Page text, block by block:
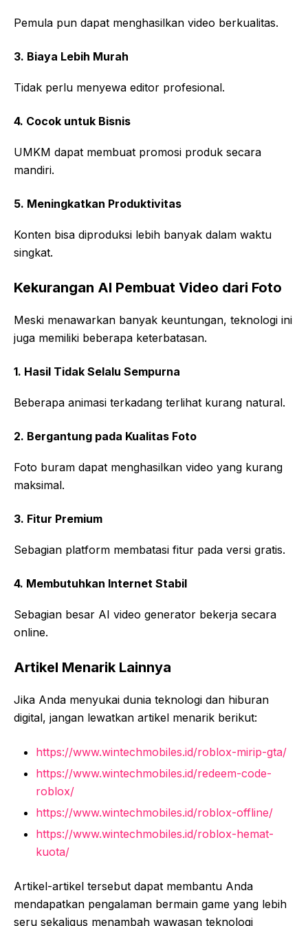
Pemula pun dapat menghasilkan video berkualitas.
3. Biaya Lebih Murah
Tidak perlu menyewa editor profesional.
4. Cocok untuk Bisnis
UMKM dapat membuat promosi produk secara
mandiri.
5. Meningkatkan Produktivitas
Konten bisa diproduksi lebih banyak dalam waktu
singkat.
Kekurangan AI Pembuat Video dari Foto
Meski menawarkan banyak keuntungan, teknologi ini
juga memiliki beberapa keterbatasan.
1. Hasil Tidak Selalu Sempurna
Beberapa animasi terkadang terlihat kurang natural.
2. Bergantung pada Kualitas Foto
Foto buram dapat menghasilkan video yang kurang
maksimal.
3. Fitur Premium
Sebagian platform membatasi fitur pada versi gratis.
4. Membutuhkan Internet Stabil
Sebagian besar AI video generator bekerja secara
online.
Artikel Menarik Lainnya
Jika Anda menyukai dunia teknologi dan hiburan
digital, jangan lewatkan artikel menarik berikut:
https://www.wintechmobiles.id/roblox-mirip-gta/
https://www.wintechmobiles.id/redeem-code-
roblox/
https://www.wintechmobiles.id/roblox-offline/
https://www.wintechmobiles.id/roblox-hemat-
kuota/
Artikel-artikel tersebut dapat membantu Anda
mendapatkan pengalaman bermain game yang lebih
seru sekaligus menambah wawasan teknologi